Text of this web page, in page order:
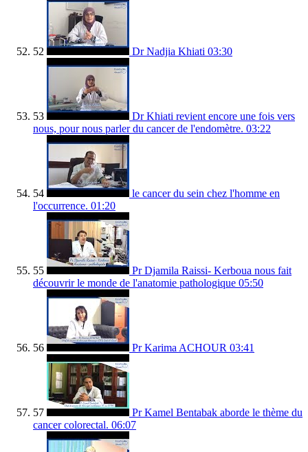
52 Dr Nadjia Khiati 03:30
53
Dr Khiati revient encore une fois vers
nous, pour nous parler du cancer de l'endomètre. 03:22
54
le cancer du sein chez l'homme en
l'occurrence. 01:20
55
Pr Djamila Raissi- Kerboua nous fait
découvrir le monde de l'anatomie pathologique 05:50
56 Pr Karima ACHOUR 03:41
57
Pr Kamel Bentabak aborde le thème du
cancer colorectal. 06:07